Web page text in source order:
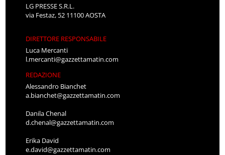
LG PRESSE S.R.L.
via Festaz, 52 11100 AOSTA
DIRETTORE RESPONSABILE
Luca Mercanti
l.mercanti@gazzettamatin.com
REDAZIONE
Alessandro Bianchet
a.bianchet@gazzettamatin.com
Danila Chenal
d.chenal@gazzettamatin.com
Erika David
e.david@gazzettamatin.com